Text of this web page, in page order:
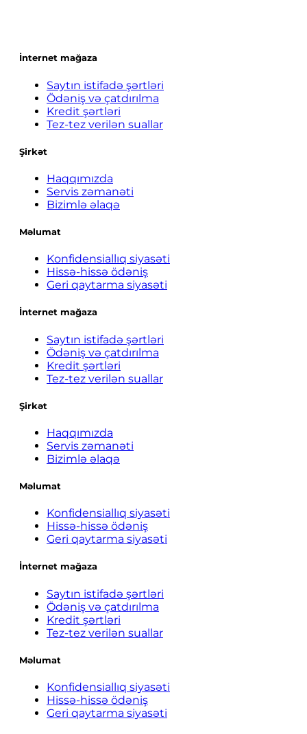
İnternet mağaza
Saytın istifadə şərtləri
Ödəniş və çatdırılma
Kredit şərtləri
Tez-tez verilən suallar
Şirkət
Haqqımızda
Servis zəmanəti
Bizimlə əlaqə
Məlumat
Konfidensiallıq siyasəti
Hissə-hissə ödəniş
Geri qaytarma siyasəti
İnternet mağaza
Saytın istifadə şərtləri
Ödəniş və çatdırılma
Kredit şərtləri
Tez-tez verilən suallar
Şirkət
Haqqımızda
Servis zəmanəti
Bizimlə əlaqə
Məlumat
Konfidensiallıq siyasəti
Hissə-hissə ödəniş
Geri qaytarma siyasəti
İnternet mağaza
Saytın istifadə şərtləri
Ödəniş və çatdırılma
Kredit şərtləri
Tez-tez verilən suallar
Məlumat
Konfidensiallıq siyasəti
Hissə-hissə ödəniş
Geri qaytarma siyasəti